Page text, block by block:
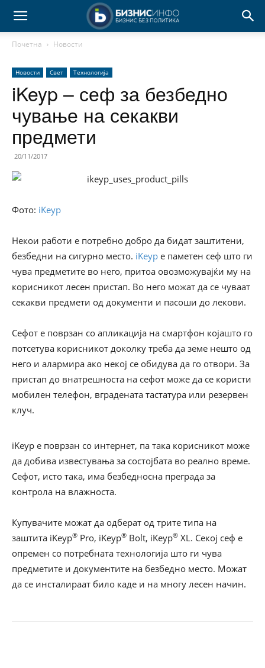
Почетна Новости
Новости Свет Технологија
iKeyp – сеф за безбедно
чување на секакви
предмети
20/11/2017
Фото: iKeyp
Некои работи е потребно добро да бидат заштитени,
безбедни на сигурно место. iKeyp е паметен сеф што ги
чува предметите во него, притоа овозможувајќи му на
корисникот лесен пристап. Во него можат да се чуваат
секакви предмети од документи и пасоши до лекови.
Сефот е поврзан со апликација на смартфон којашто го
потсетува корисникот доколку треба да земе нешто од
него и алармира ако некој се обидува да го отвори. За
пристап до внатрешноста на сефот може да се користи
мобилен телефон, вградената тастатура или резервен
клуч.
iKeyp е поврзан со интернет, па така корисникот може
да добива известувања за состојбата во реално време.
Сефот, исто така, има безбедносна преграда за
контрола на влажноста.
Купувачите можат да одберат од трите типа на
заштита iKeyp® Pro, iKeyp® Bolt, iKeyp® XL. Секој сеф е
опремен со потребната технологија што ги чува
предметите и документите на безбедно место. Можат
да се инсталираат било каде и на многу лесен начин.